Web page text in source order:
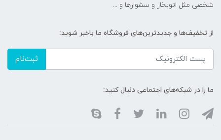
شخصی مثل اتوبخار و سشوارها و ...
از تخفیف‌ها و جدیدترین‌های فروشگاه ما باخبر شوید:
ثبت‌نام
ما را در شبکه‌های اجتماعی دنبال کنید: